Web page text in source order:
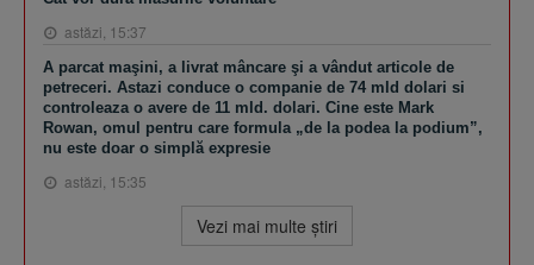
astăzi, 15:37
A parcat maşini, a livrat mâncare şi a vândut articole de
petreceri. Astazi conduce o companie de 74 mld dolari si
controleaza o avere de 11 mld. dolari. Cine este Mark
Rowan, omul pentru care formula „de la podea la podium”,
nu este doar o simplă expresie
astăzi, 15:35
Vezi mai multe ştiri